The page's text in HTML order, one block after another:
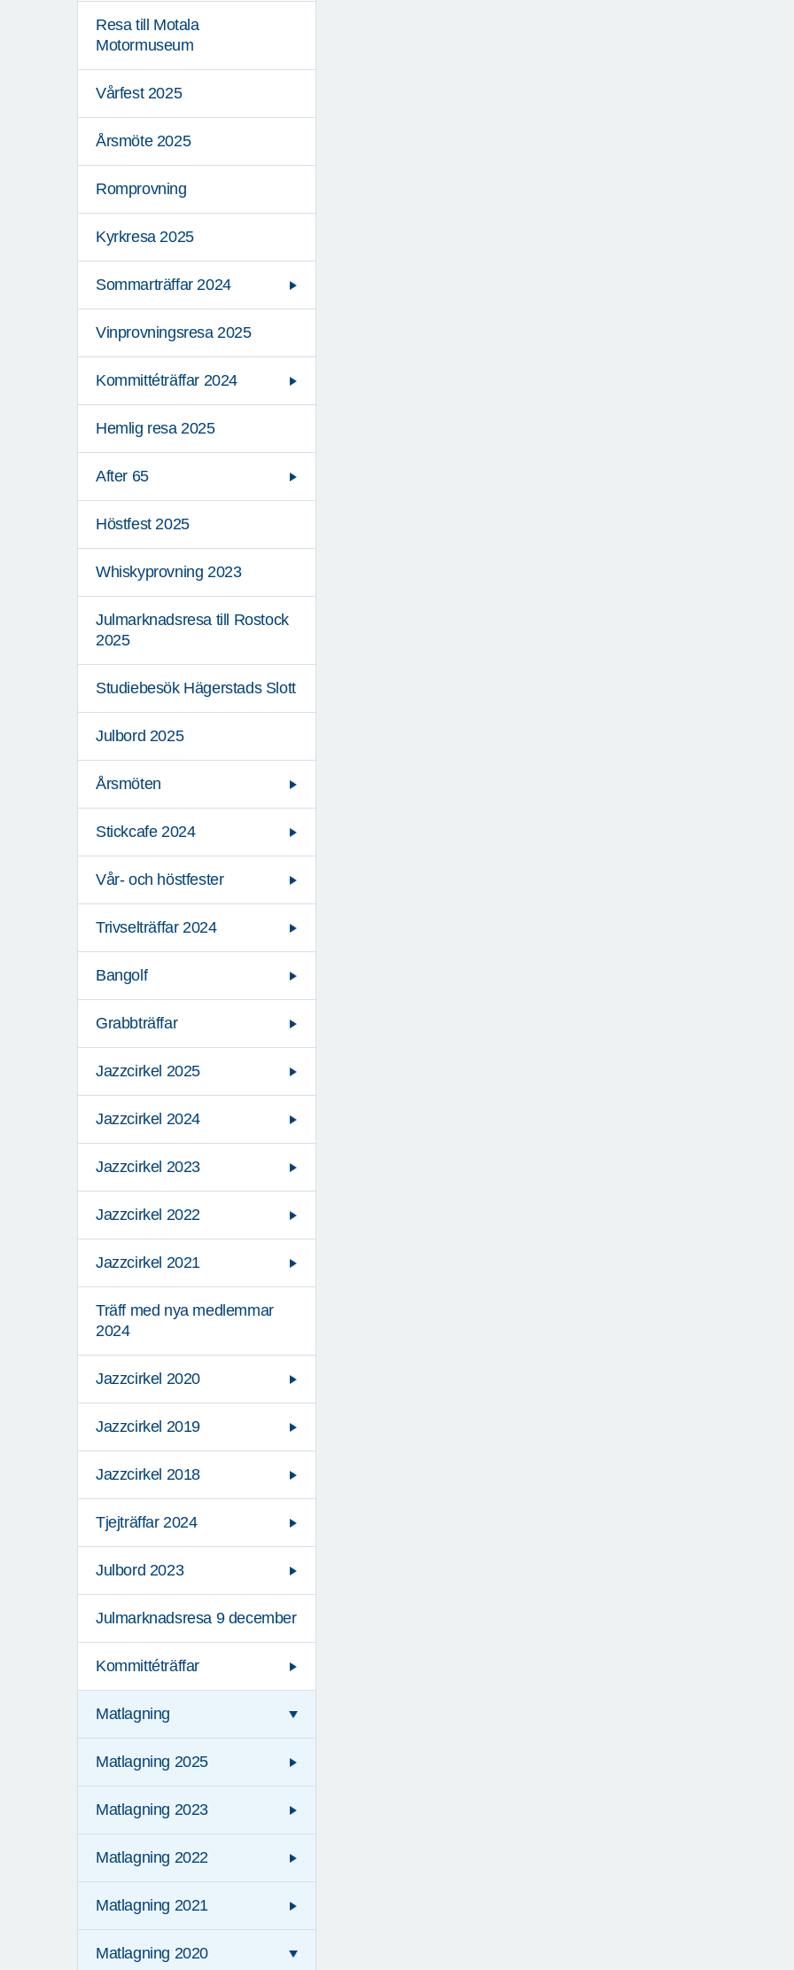
Resa till Motala
Motormuseum
Vårfest 2025
Årsmöte 2025
Romprovning
Kyrkresa 2025
Sommarträffar 2024
Vinprovningsresa 2025
Kommittéträffar 2024
Hemlig resa 2025
After 65
Höstfest 2025
Whiskyprovning 2023
Julmarknadsresa till Rostock
2025
Studiebesök Hägerstads Slott
Julbord 2025
Årsmöten
Stickcafe 2024
Vår- och höstfester
Trivselträffar 2024
Bangolf
Grabbträffar
Jazzcirkel 2025
Jazzcirkel 2024
Jazzcirkel 2023
Jazzcirkel 2022
Jazzcirkel 2021
Träff med nya medlemmar
2024
Jazzcirkel 2020
Jazzcirkel 2019
Jazzcirkel 2018
Tjejträffar 2024
Julbord 2023
Julmarknadsresa 9 december
Kommittéträffar
Matlagning
Matlagning 2025
Matlagning 2023
Matlagning 2022
Matlagning 2021
Matlagning 2020